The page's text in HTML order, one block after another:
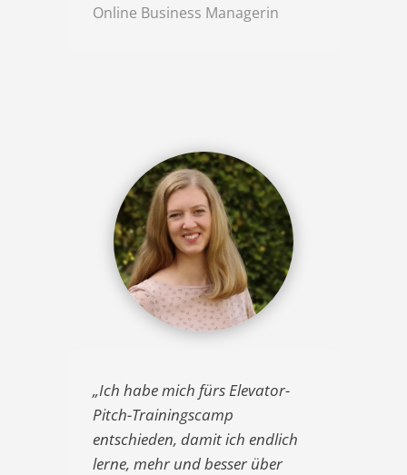
Online Business Managerin
„Ich habe mich fürs Elevator-
Pitch-Trainingscamp
entschieden, damit ich endlich
lerne, mehr und besser über